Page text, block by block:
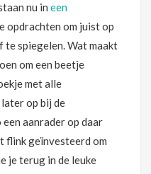
nu in een
opdrachten om juist op
te spiegelen. Wat maakt
om een beetje
met alle
op bij de
een aanrader op daar
flink geïnvesteerd om
je terug in de leuke